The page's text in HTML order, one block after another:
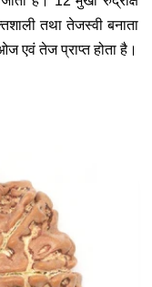
तथा तेजस्वी बनाता
एवं तेज प्राप्त होता है।